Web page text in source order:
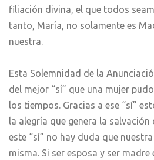
filiación divina, el que todos
tanto, María, no solamente es
nuestra.
Esta Solemnidad de la
del mejor “sí” que una mujer
los tiempos. Gracias a ese “sí”
la alegría que genera la salvación
este “sí” no hay duda que
misma. Si ser esposa y ser